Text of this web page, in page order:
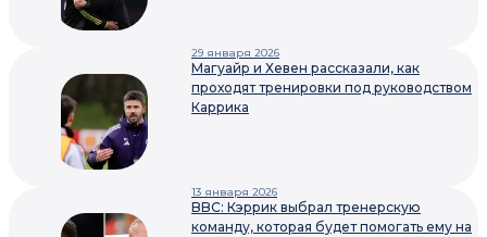
29 января 2026
Магуайр и Хевен рассказали, как
проходят тренировки под руководством
Каррика
13 января 2026
BBC: Кэррик выбрал тренерскую
команду, которая будет помогать ему на